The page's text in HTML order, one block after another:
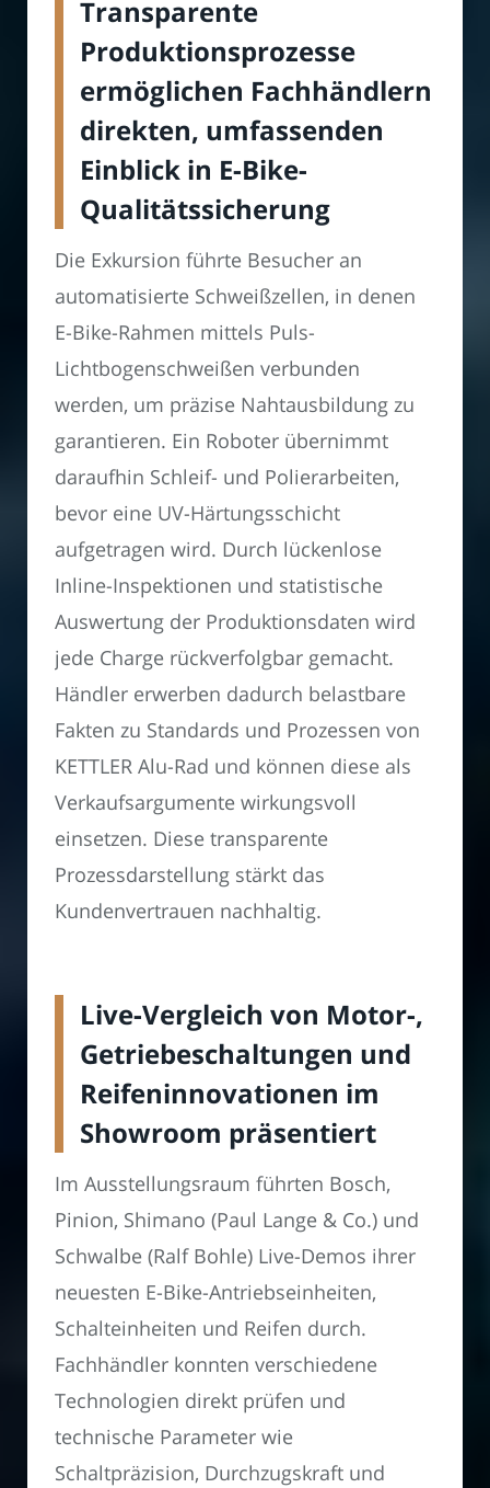
Transparente
Produktionsprozesse
ermöglichen Fachhändlern
direkten, umfassenden
Einblick in E-Bike-
Qualitätssicherung
Die Exkursion führte Besucher an
automatisierte Schweißzellen, in denen
E-Bike-Rahmen mittels Puls-
Lichtbogenschweißen verbunden
werden, um präzise Nahtausbildung zu
garantieren. Ein Roboter übernimmt
daraufhin Schleif- und Polierarbeiten,
bevor eine UV-Härtungsschicht
aufgetragen wird. Durch lückenlose
Inline-Inspektionen und statistische
Auswertung der Produktionsdaten wird
jede Charge rückverfolgbar gemacht.
Händler erwerben dadurch belastbare
Fakten zu Standards und Prozessen von
KETTLER Alu-Rad und können diese als
Verkaufsargumente wirkungsvoll
einsetzen. Diese transparente
Prozessdarstellung stärkt das
Kundenvertrauen nachhaltig.
Live-Vergleich von Motor-,
Getriebeschaltungen und
Reifeninnovationen im
Showroom präsentiert
Im Ausstellungsraum führten Bosch,
Pinion, Shimano (Paul Lange & Co.) und
Schwalbe (Ralf Bohle) Live-Demos ihrer
neuesten E-Bike-Antriebseinheiten,
Schalteinheiten und Reifen durch.
Fachhändler konnten verschiedene
Technologien direkt prüfen und
technische Parameter wie
Schaltpräzision, Durchzugskraft und